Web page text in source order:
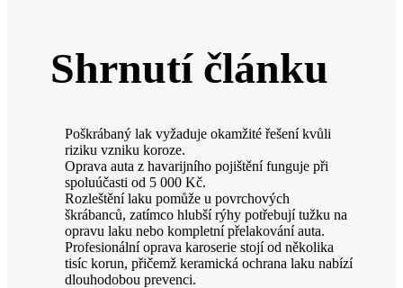
Shrnutí článku
Poškrábaný lak vyžaduje okamžité řešení kvůli
riziku vzniku koroze.
Oprava auta z havarijního pojištění funguje při
spoluúčasti od 5 000 Kč.
Rozleštění laku pomůže u povrchových
škrábanců, zatímco hlubší rýhy potřebují tužku na
opravu laku nebo kompletní přelakování auta.
Profesionální oprava karoserie stojí od několika
tisíc korun, přičemž keramická ochrana laku nabízí
dlouhodobou prevenci.